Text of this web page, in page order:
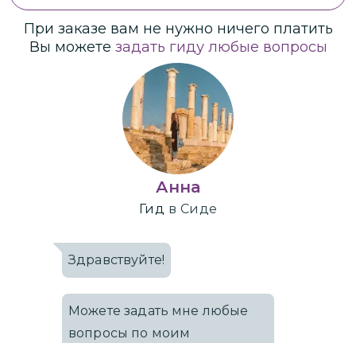
При заказе вам не нужно ничего платить
Вы можете задать гиду любые вопросы
Анна
Гид в Сиде
Здравствуйте!
Можете задать мне любые
вопросы по моим